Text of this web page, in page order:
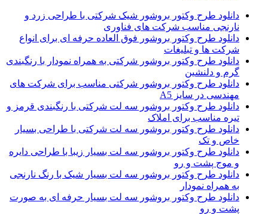
دانلود طرح وکتور بروشور شیک شرکتی با طراحی زرد و
نارنجی مناسب شرکت های فناوری
دانلود طرح وکتور بروشور فوق العاده حرفه ای برای انواع
شرکت ها و تبلیغات
دانلود طرح وکتور بروشور شرکتی به همراه نمودار با رنگبندی
گرم و دلنشین
دانلود طرح وکتور بروشور شرکتی مناسب برای شرکت های
مهندسی در سایز A5
دانلود طرح وکتور بروشور سه لت شرکتی با رنگبندی قرمز و
تیره مناسب برای املاک
دانلود طرح وکتور بروشور سه لت شرکتی با طراحی بسیار
خاص و تک
دانلود طرح وکتور بروشور سه لت بسیار زیبا با طراحی دایره
و موج پشت و رو
دانلود طرح وکتور بروشور سه لت بسیار شیک با رنگ نارنجی
به همراه نمودار
دانلود طرح وکتور بروشور سه لت بسیار حرفه ای به صورت
پشت و رو